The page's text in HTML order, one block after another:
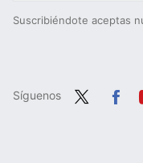
Suscribiéndote aceptas
Síguenos